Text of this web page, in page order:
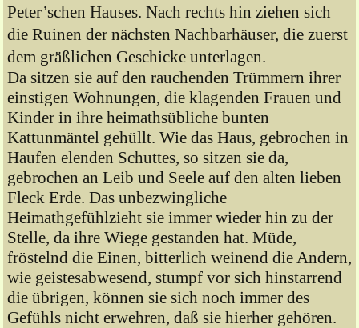
Peter’schen Hauses. Nach rechts hin ziehen sich
die Ruinen der nächsten Nachbarhäuser, die zuerst
dem gräßlichen Geschicke unterlagen.
Da sitzen sie auf den rauchenden Trümmern ihrer
einstigen Wohnungen, die klagenden Frauen und
Kinder in ihre heimathsübliche bunten
Kattunmäntel gehüllt. Wie das Haus, gebrochen in
Haufen elenden Schuttes, so sitzen sie da,
gebrochen an Leib und Seele auf den alten lieben
Fleck Erde. Das unbezwingliche
Heimathgefühlzieht sie immer wieder hin zu der
Stelle, da ihre Wiege gestanden hat. Müde,
fröstelnd die Einen, bitterlich weinend die Andern,
wie geistesabwesend, stumpf vor sich hinstarrend
die übrigen, können sie sich noch immer des
Gefühls nicht erwehren, daß sie hierher gehören.